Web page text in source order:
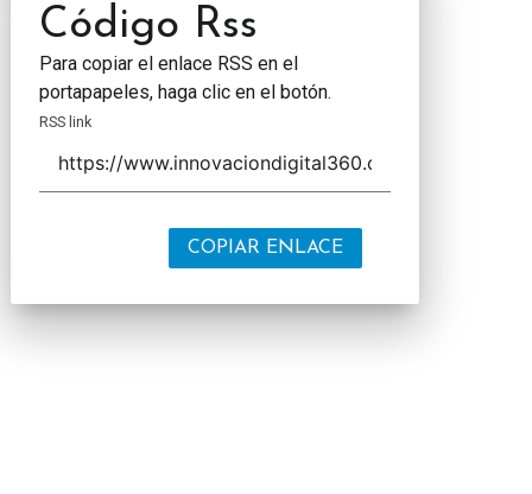
Código Rss
Para copiar el enlace RSS en el
portapapeles, haga clic en el botón.
RSS link
COPIAR ENLACE